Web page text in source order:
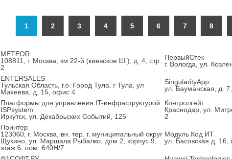
1 2 3 4 5 6 7 8
METEOR
108811, г. Москва, км 22-й (киевское Ш.), д. 4, стр.
2
ПервыйСтек
г. Вологда, ул.
ENTERSALES
Тульская Область, г.о. Город Тула, г Тула, ул
Михеева, д. 15, офис 4
SingularityApp
ул. Бауманская, д.
Платформы для управления IT-инфраструктурой
ISPsystem
Иркутск, ул. Декабрьских Событий, 125
Контролгейт
Краснодар, ул.
2
Поинтер
123060, г. Москва, вн. тер. г. муниципальный округ
Щукино, ул. Маршала Рыбалко, дом 2, корпус 9,
этаж 6, пом. 640Н/7
Модуль Код ИТ
ул. Басовская д. 16,